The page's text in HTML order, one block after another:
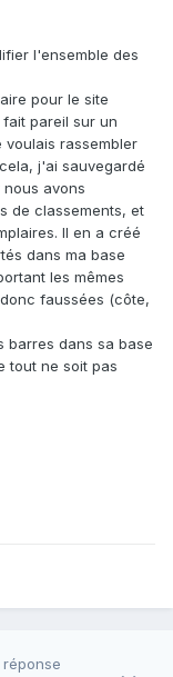
l'ensemble des
pour le site
pareil sur un
voulais rassembler
j'ai sauvegardé
avons
de classements, et
Il en a créé
dans ma base
les mêmes
faussées (côte,
barres dans sa base
tout ne soit pas